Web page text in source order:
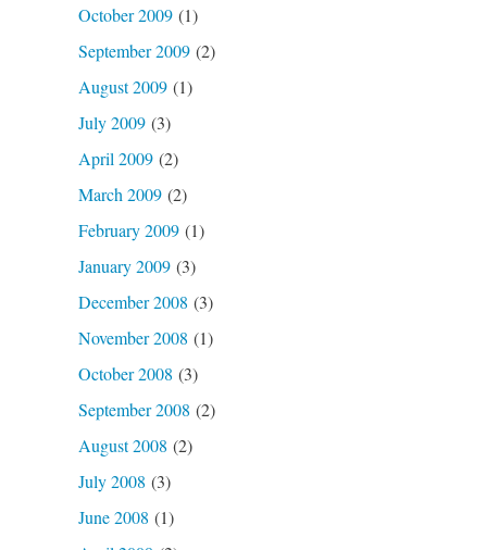
October 2009(1)
September 2009(2)
August 2009(1)
July 2009(3)
April 2009(2)
March 2009(2)
February 2009(1)
January 2009(3)
December 2008 (3)
November 2008 (1)
October 2008 (3)
September 2008 (2)
August 2008 (2)
July 2008 (3)
June 2008 (1)